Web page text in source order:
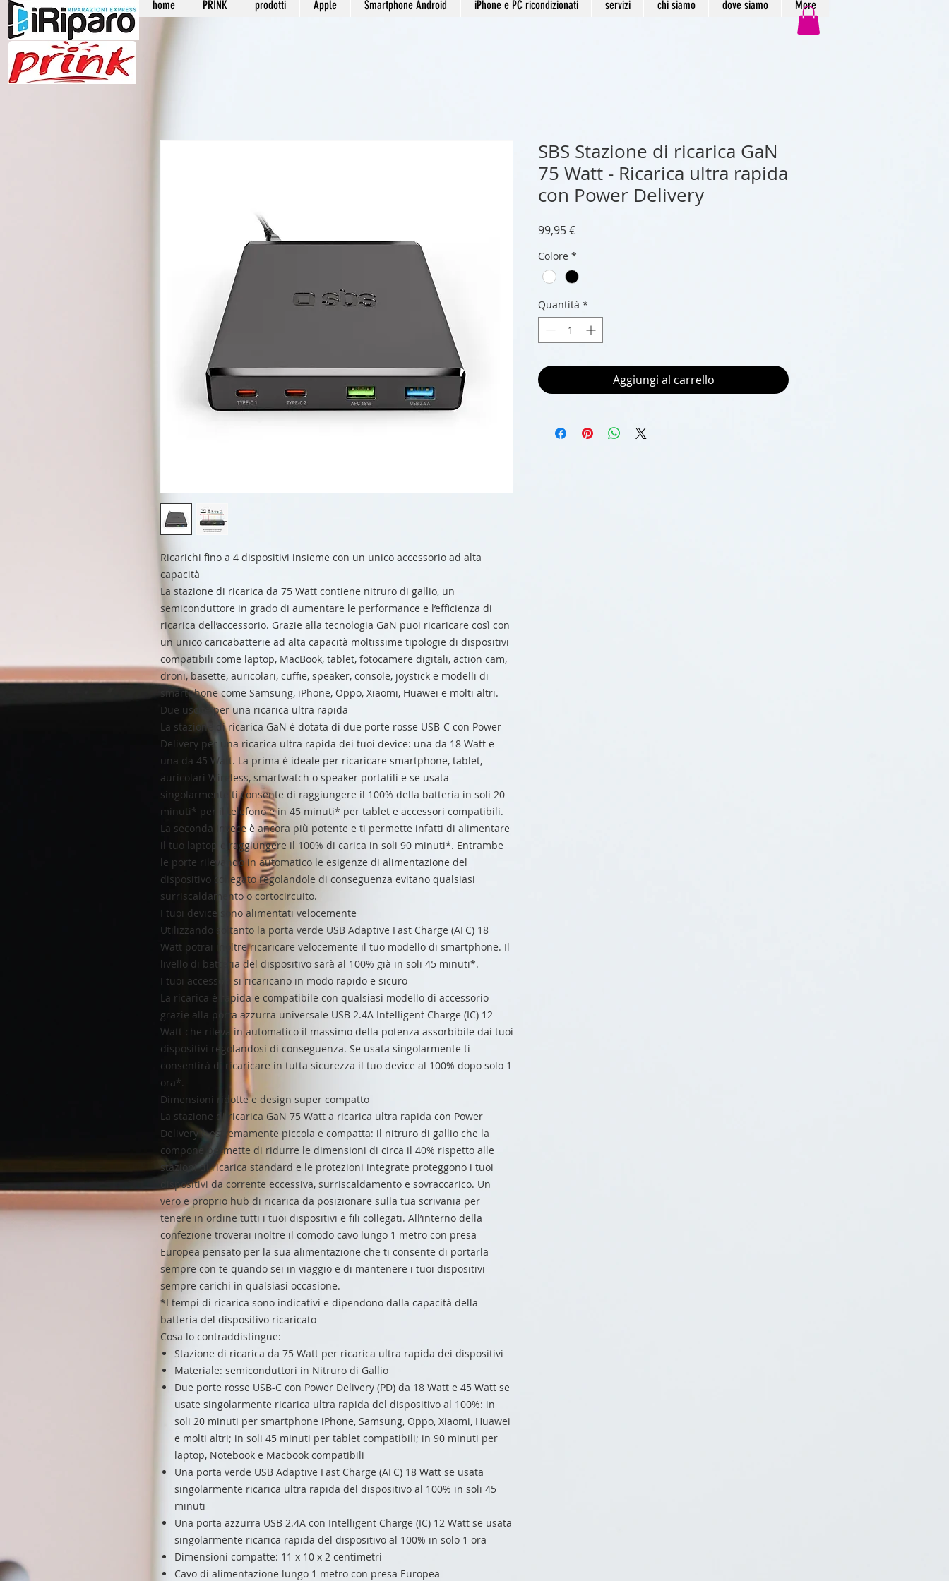
home PRINK prodotti Apple Smartphone Android iPhone e PC ricondizionati servizi chi siamo dove siamo More
Ricarichi fino a 4 dispositivi insieme con un unico accessorio ad alta
capacità
La stazione di ricarica da 75 Watt contiene nitruro di gallio, un
semiconduttore in grado di aumentare le performance e l’efficienza di
ricarica dell’accessorio. Grazie alla tecnologia GaN puoi ricaricare così con
un unico caricabatterie ad alta capacità moltissime tipologie di dispositivi
compatibili come laptop, MacBook, tablet, fotocamere digitali, action cam,
droni, basette, auricolari, cuffie, speaker, console, joystick e modelli di
smartphone come Samsung, iPhone, Oppo, Xiaomi, Huawei e molti altri.
Due uscite per una ricarica ultra rapida
La stazione di ricarica GaN è dotata di due porte rosse USB-C con Power
Delivery per una ricarica ultra rapida dei tuoi device: una da 18 Watt e
una da 45 Watt. La prima è ideale per ricaricare smartphone, tablet,
auricolari Wireless, smartwatch o speaker portatili e se usata
singolarmente ti consente di raggiungere il 100% della batteria in soli 20
minuti* per il telefono e in 45 minuti* per tablet e accessori compatibili.
La seconda invece è ancora più potente e ti permette infatti di alimentare
il tuo laptop e raggiungere il 100% di carica in soli 90 minuti*. Entrambe
le porte rilevando in automatico le esigenze di alimentazione del
dispositivo collegato regolandole di conseguenza evitano qualsiasi
surriscaldamento o cortocircuito.
I tuoi device sono alimentati velocemente
Utilizzando soltanto la porta verde USB Adaptive Fast Charge (AFC) 18
Watt potrai inoltre ricaricare velocemente il tuo modello di smartphone. Il
livello di batteria del dispositivo sarà al 100% già in soli 45 minuti*.
I tuoi accessori si ricaricano in modo rapido e sicuro
La ricarica è rapida e compatibile con qualsiasi modello di accessorio
grazie alla porta azzurra universale USB 2.4A Intelligent Charge (IC) 12
Watt che rileva in automatico il massimo della potenza assorbibile dai tuoi
dispositivi regolandosi di conseguenza. Se usata singolarmente ti
consentirà di ricaricare in tutta sicurezza il tuo device al 100% dopo solo 1
ora*.
Dimensioni ridotte e design super compatto
La stazione di ricarica GaN 75 Watt a ricarica ultra rapida con Power
Delivery è estremamente piccola e compatta: il nitruro di gallio che la
compone permette di ridurre le dimensioni di circa il 40% rispetto alle
stazioni di ricarica standard e le protezioni integrate proteggono i tuoi
dispositivi da corrente eccessiva, surriscaldamento e sovraccarico. Un
vero e proprio hub di ricarica da posizionare sulla tua scrivania per
tenere in ordine tutti i tuoi dispositivi e fili collegati. All’interno della
confezione troverai inoltre il comodo cavo lungo 1 metro con presa
Europea pensato per la sua alimentazione che ti consente di portarla
sempre con te quando sei in viaggio e di mantenere i tuoi dispositivi
sempre carichi in qualsiasi occasione.
*I tempi di ricarica sono indicativi e dipendono dalla capacità della
batteria del dispositivo ricaricato
Cosa lo contraddistingue:
Stazione di ricarica da 75 Watt per ricarica ultra rapida dei dispositivi
Materiale: semiconduttori in Nitruro di Gallio
Due porte rosse USB-C con Power Delivery (PD) da 18 Watt e 45 Watt se
usate singolarmente ricarica ultra rapida del dispositivo al 100%: in
soli 20 minuti per smartphone iPhone, Samsung, Oppo, Xiaomi, Huawei
e molti altri; in soli 45 minuti per tablet compatibili; in 90 minuti per
laptop, Notebook e Macbook compatibili
Una porta verde USB Adaptive Fast Charge (AFC) 18 Watt se usata
singolarmente ricarica ultra rapida del dispositivo al 100% in soli 45
minuti
Una porta azzurra USB 2.4A con Intelligent Charge (IC) 12 Watt se usata
singolarmente ricarica rapida del dispositivo al 100% in solo 1 ora
Dimensioni compatte: 11 x 10 x 2 centimetri
Cavo di alimentazione lungo 1 metro con presa Europea
SBS Stazione di ricarica GaN
75 Watt - Ricarica ultra rapida
con Power Delivery
99,95 €Prezzo
Colore *
Quantità *
Aggiungi al carrello